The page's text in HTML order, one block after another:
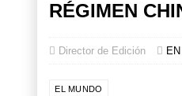
RÉGIMEN
Director de Edición
EL MUNDO